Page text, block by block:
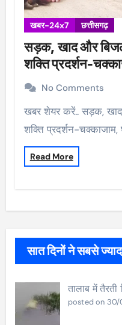
खबर-24x7 छत्तीसगढ़
सड़क, खाद और
शक्ति प्रदर्शन-
No Comments
खबर शेयर करें.. सड़क, खाद और बिजली को लेकर कांग्रेस का
शक्ति प्रदर्शन-चक्काजाम,
Read More
सात दिनों ने सबसे
तालाब में
posted on